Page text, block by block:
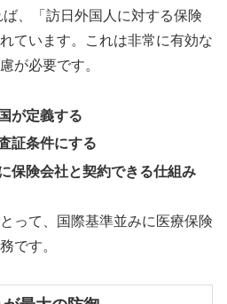
、「訪日外国人に対する保険
ています。これは非常に有効な
が必要です。
が定義する
証条件にする
保険会社と契約できる仕組み
って、国際基準並みに医療保険
です。